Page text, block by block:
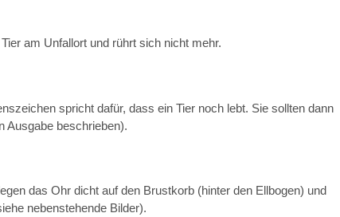
am Unfallort und rührt sich nicht mehr.
spricht dafür, dass ein Tier noch lebt. Sie sollten dann
Ausgabe beschrieben).
das Ohr dicht auf den Brustkorb (hinter den Ellbogen) und
nebenstehende Bilder).